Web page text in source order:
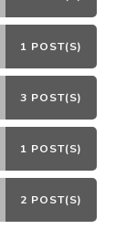
1 POST(S)
3 POST(S)
1 POST(S)
2 POST(S)